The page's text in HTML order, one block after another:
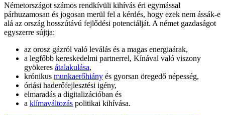
Németországot számos rendkívüli kihívás éri egymással
párhuzamosan és jogosan merül fel a kérdés, hogy ezek nem ássák-e
alá az ország hosszútávú fejlődési potenciálját. A német gazdaságot
egyszerre sújtja:
az orosz gázról való leválás és a magas energiaárak,
a legfőbb kereskedelmi partnerrel, Kínával való viszony
gyökeres átalakulása,
krónikus munkaerőhiány és gyorsan öregedő népesség,
óriási haderőfejlesztési igény,
elmaradás a digitalizációban és
a klímaváltozás politikai kihívása.